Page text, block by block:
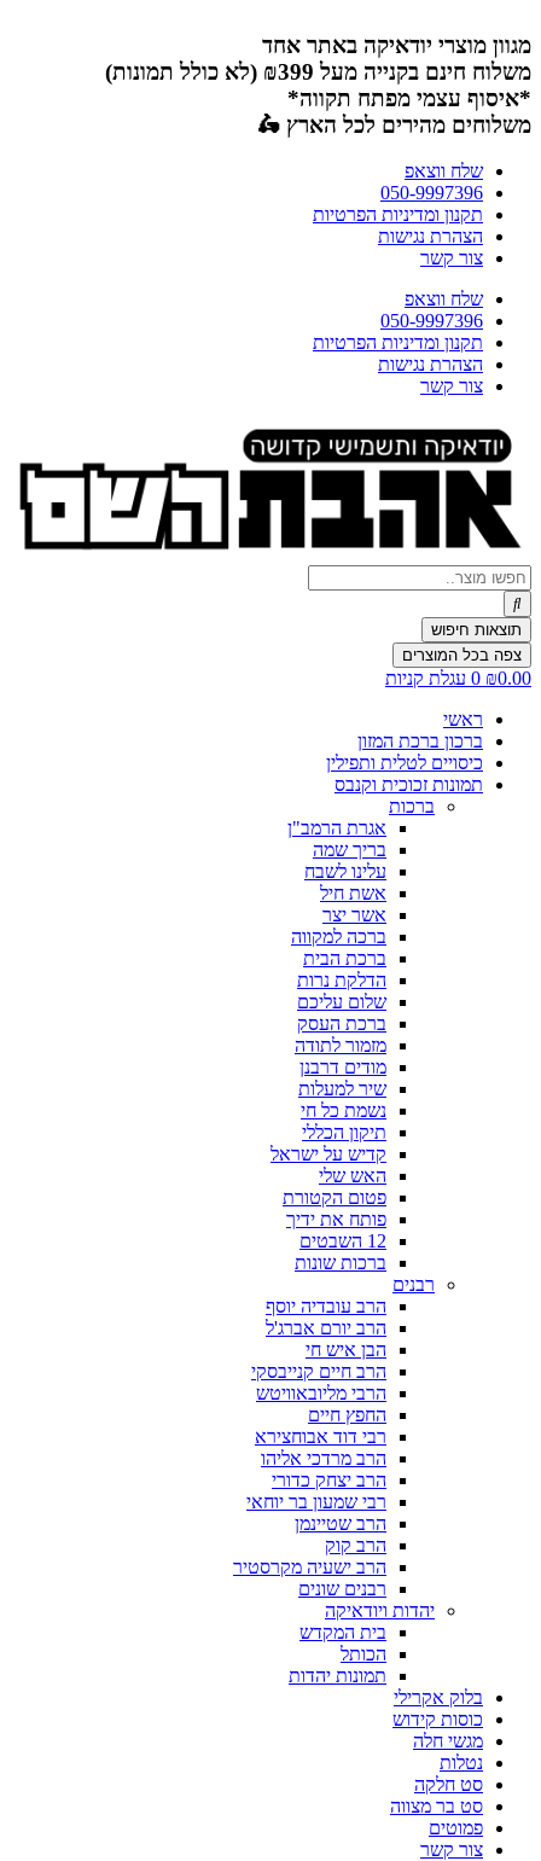
לתוכן
מגוון מוצרי יודאיקה באתר אחד
משלוח חינם בקנייה מעל ₪399 (לא כולל תמונות)
*איסוף עצמי מפתח תקווה*
משלוחים מהירים לכל הארץ 🛵
שלח ווצאפ
050-9997396
תקנון ומדיניות הפרטיות
הצהרת נגישות
צור קשר
שלח ווצאפ
050-9997396
תקנון ומדיניות הפרטיות
הצהרת נגישות
צור קשר
Search
...
תוצאות חיפוש
צפה בכל המוצרים
₪0.00
0 עגלת קניות
ראשי
ברכון ברכת המזון
כיסויים לטלית ותפילין
תמונות זכוכית וקנבס
ברכות
אגרת הרמב"ן
בריך שמה
עלינו לשבח
אשת חיל
אשר יצר
ברכה למקווה
ברכת הבית
הדלקת נרות
שלום עליכם
ברכת העסק
מזמור לתודה
מודים דרבנן
שיר למעלות
נשמת כל חי
תיקון הכללי
קדיש על ישראל
האש שלי
פטום הקטורת
פותח את ידיך
12 השבטים
ברכות שונות
רבנים
הרב עובדיה יוסף
הרב יורם אברג'ל
הבן איש חי
הרב חיים קנייבסקי
הרבי מליובאוויטש
החפץ חיים
רבי דוד אבוחצירא
הרב מרדכי אליהו
הרב יצחק כדורי
רבי שמעון בר יוחאי
הרב שטיינמן
הרב קוק
הרב ישעיה מקרסטיר
רבנים שונים
יהדות ויודאיקה
בית המקדש
הכותל
תמונות יהדות
בלוק אקרילי
כוסות קידוש
מגשי חלה
נטלות
סט חלקה
סט בר מצווה
פמוטים
צור קשר